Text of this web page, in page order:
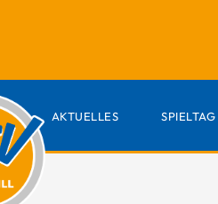
AKTUELLES SPIELTAG